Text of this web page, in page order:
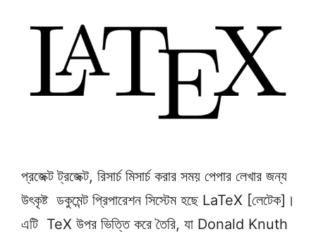
প্রজেক্ট ট্রজেক্ট, রিসার্চ মিসার্চ করার সময় পেপার লেখার জন্য
উৎকৃষ্ট ডকুমেন্ট প্রিপারেশন সিস্টেম হছে LaTeX [লেটেক]।
এটি TeX উপর ভিত্তি করে তৈরি, যা Donald Knuth